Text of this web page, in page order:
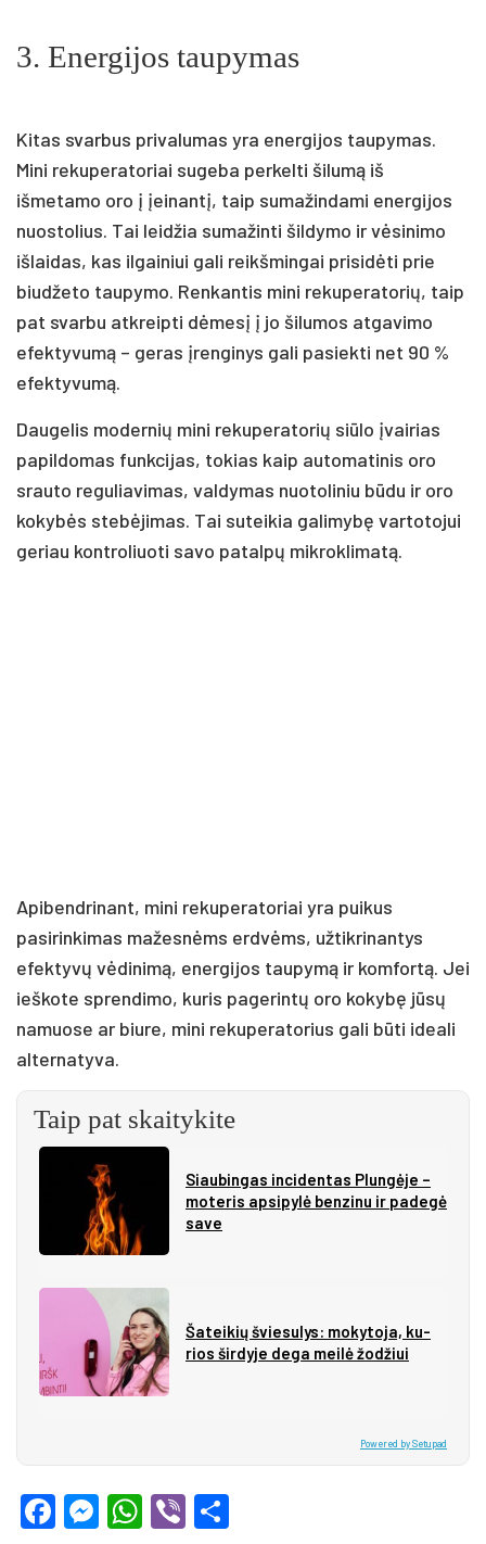
3. Energijos taupymas
Kitas svarbus privalumas yra energijos taupymas.
Mini rekuperatoriai sugeba perkelti šilumą iš
išmetamo oro į įeinantį, taip sumažindami energijos
nuostolius. Tai leidžia sumažinti šildymo ir vėsinimo
išlaidas, kas ilgainiui gali reikšmingai prisidėti prie
biudžeto taupymo. Renkantis mini rekuperatorių, taip
pat svarbu atkreipti dėmesį į jo šilumos atgavimo
efektyvumą – geras įrenginys gali pasiekti net 90 %
efektyvumą.
Daugelis modernių mini rekuperatorių siūlo įvairias
papildomas funkcijas, tokias kaip automatinis oro
srauto reguliavimas, valdymas nuotoliniu būdu ir oro
kokybės stebėjimas. Tai suteikia galimybę vartotojui
geriau kontroliuoti savo patalpų mikroklimatą.
Apibendrinant, mini rekuperatoriai yra puikus
pasirinkimas mažesnėms erdvėms, užtikrinantys
efektyvų vėdinimą, energijos taupymą ir komfortą. Jei
ieškote sprendimo, kuris pagerintų oro kokybę jūsų
namuose ar biure, mini rekuperatorius gali būti ideali
alternatyva.
Taip pat skaitykite
Siau­bin­gas in­ci­den­tas Plun­gė­je –
mo­te­ris ap­si­py­lė ben­zi­nu ir pa­de­gė
sa­ve
Ša­tei­kių švie­su­lys: mo­ky­to­ja, ku­
rios šir­dy­je de­ga mei­lė žo­džiui
Powered by Setupad
Facebook
Messenger
WhatsApp
Viber